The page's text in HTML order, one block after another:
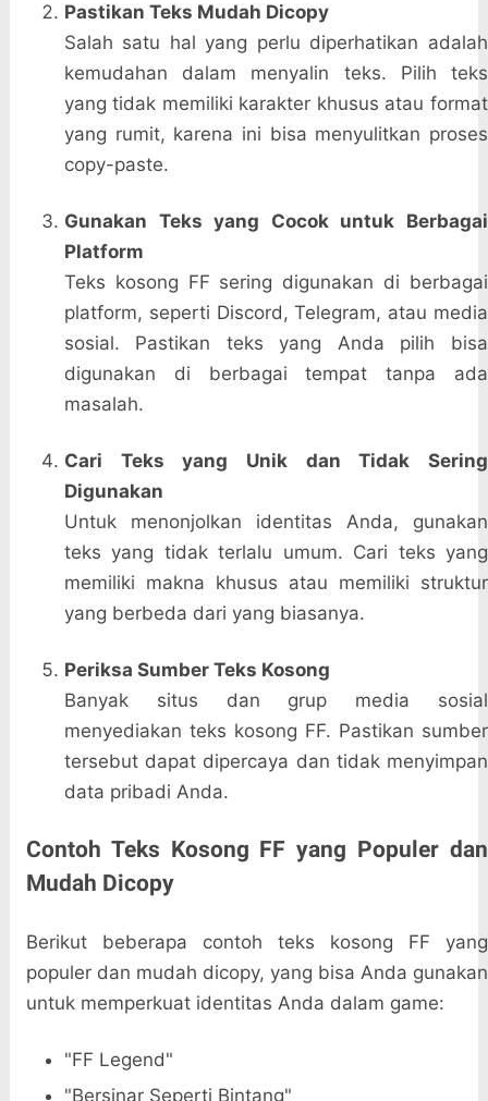
Pastikan Teks Mudah Dicopy
Salah satu hal yang perlu diperhatikan adalah
kemudahan dalam menyalin teks. Pilih teks
yang tidak memiliki karakter khusus atau format
yang rumit, karena ini bisa menyulitkan proses
copy-paste.
Gunakan Teks yang Cocok untuk Berbagai
Platform
Teks kosong FF sering digunakan di berbagai
platform, seperti Discord, Telegram, atau media
sosial. Pastikan teks yang Anda pilih bisa
digunakan di berbagai tempat tanpa ada
masalah.
Cari Teks yang Unik dan Tidak Sering
Digunakan
Untuk menonjolkan identitas Anda, gunakan
teks yang tidak terlalu umum. Cari teks yang
memiliki makna khusus atau memiliki struktur
yang berbeda dari yang biasanya.
Periksa Sumber Teks Kosong
Banyak situs dan grup media sosial
menyediakan teks kosong FF. Pastikan sumber
tersebut dapat dipercaya dan tidak menyimpan
data pribadi Anda.
Contoh Teks Kosong FF yang Populer dan
Mudah Dicopy
Berikut beberapa contoh teks kosong FF yang
populer dan mudah dicopy, yang bisa Anda gunakan
untuk memperkuat identitas Anda dalam game:
"FF Legend"
"Bersinar Seperti Bintang"